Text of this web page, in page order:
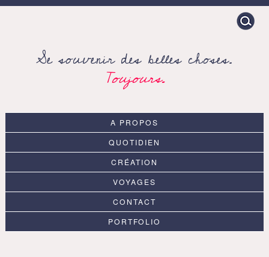
Search
for:
Se souvenir des belles choses.
Toujours.
A PROPOS
QUOTIDIEN
CRÉATION
VOYAGES
CONTACT
PORTFOLIO